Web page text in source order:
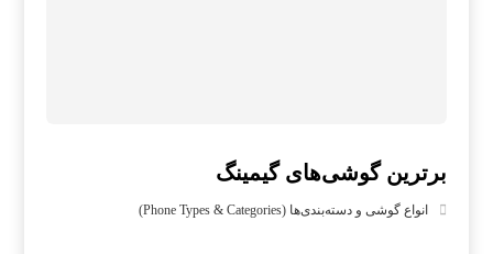
برترین گوشی‌های گیمینگ
انواع گوشی و دسته‌بندی‌ها (Phone Types & Categories)